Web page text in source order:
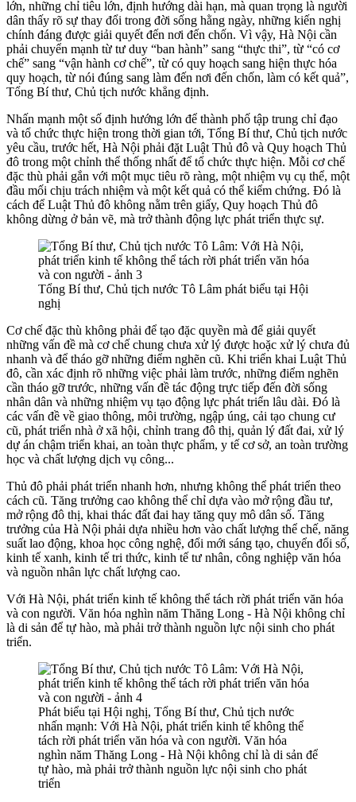
lớn, những chỉ tiêu lớn, định hướng dài hạn, mà quan trọng là người
dân thấy rõ sự thay đổi trong đời sống hằng ngày, những kiến nghị
chính đáng được giải quyết đến nơi đến chốn. Vì vậy, Hà Nội cần
phải chuyển mạnh từ tư duy “ban hành” sang “thực thi”, từ “có cơ
chế” sang “vận hành cơ chế”, từ có quy hoạch sang hiện thực hóa
quy hoạch, từ nói đúng sang làm đến nơi đến chốn, làm có kết quả”,
Tổng Bí thư, Chủ tịch nước khẳng định.
Nhấn mạnh một số định hướng lớn để thành phố tập trung chỉ đạo
và tổ chức thực hiện trong thời gian tới, Tổng Bí thư, Chủ tịch nước
yêu cầu, trước hết, Hà Nội phải đặt Luật Thủ đô và Quy hoạch Thủ
đô trong một chỉnh thể thống nhất để tổ chức thực hiện. Mỗi cơ chế
đặc thù phải gắn với một mục tiêu rõ ràng, một nhiệm vụ cụ thể, một
đầu mối chịu trách nhiệm và một kết quả có thể kiểm chứng. Đó là
cách để Luật Thủ đô không nằm trên giấy, Quy hoạch Thủ đô
không dừng ở bản vẽ, mà trở thành động lực phát triển thực sự.
Tổng Bí thư, Chủ tịch nước Tô Lâm phát biểu tại Hội
nghị
Cơ chế đặc thù không phải để tạo đặc quyền mà để giải quyết
những vấn đề mà cơ chế chung chưa xử lý được hoặc xử lý chưa đủ
nhanh và để tháo gỡ những điểm nghẽn cũ. Khi triển khai Luật Thủ
đô, cần xác định rõ những việc phải làm trước, những điểm nghẽn
cần tháo gỡ trước, những vấn đề tác động trực tiếp đến đời sống
nhân dân và những nhiệm vụ tạo động lực phát triển lâu dài. Đó là
các vấn đề về giao thông, môi trường, ngập úng, cải tạo chung cư
cũ, phát triển nhà ở xã hội, chỉnh trang đô thị, quản lý đất đai, xử lý
dự án chậm triển khai, an toàn thực phẩm, y tế cơ sở, an toàn trường
học và chất lượng dịch vụ công...
Thủ đô phải phát triển nhanh hơn, nhưng không thể phát triển theo
cách cũ. Tăng trưởng cao không thể chỉ dựa vào mở rộng đầu tư,
mở rộng đô thị, khai thác đất đai hay tăng quy mô dân số. Tăng
trưởng của Hà Nội phải dựa nhiều hơn vào chất lượng thể chế, năng
suất lao động, khoa học công nghệ, đổi mới sáng tạo, chuyển đổi số,
kinh tế xanh, kinh tế tri thức, kinh tế tư nhân, công nghiệp văn hóa
và nguồn nhân lực chất lượng cao.
Với Hà Nội, phát triển kinh tế không thể tách rời phát triển văn hóa
và con người. Văn hóa nghìn năm Thăng Long - Hà Nội không chỉ
là di sản để tự hào, mà phải trở thành nguồn lực nội sinh cho phát
triển.
Phát biểu tại Hội nghị, Tổng Bí thư, Chủ tịch nước
nhấn mạnh: Với Hà Nội, phát triển kinh tế không thể
tách rời phát triển văn hóa và con người. Văn hóa
nghìn năm Thăng Long - Hà Nội không chỉ là di sản để
tự hào, mà phải trở thành nguồn lực nội sinh cho phát
triển